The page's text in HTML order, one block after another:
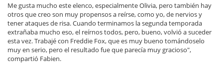
Me gusta mucho este elenco, especialmente Olivia, pero también hay
otros que creo son muy propensos a reírse, como yo, de nervios y
tener ataques de risa. Cuando terminamos la segunda temporada
extrañaba mucho eso, el reírnos todos, pero, bueno, volvió a suceder
esta vez. Trabajé con Freddie Fox, que es muy bueno tomándoselo
muy en serio, pero el resultado fue que parecía muy gracioso",
compartió Fabien.